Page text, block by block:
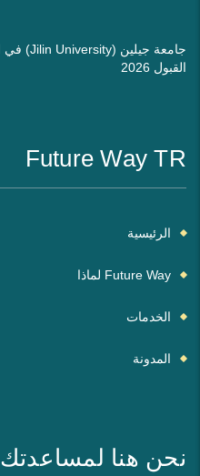
القبول 2026
Future Way TR
الرئيسية
Future Way لماذا
الخدمات
المدونة
نحن هنا لمساعدتك